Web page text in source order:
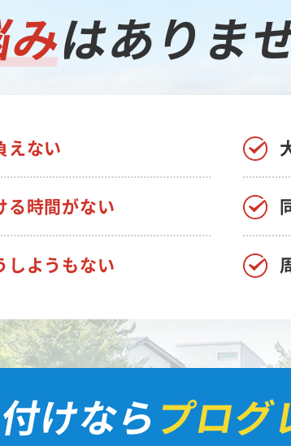
みはありま
えない
る時間がない
しようもない
けならプログ